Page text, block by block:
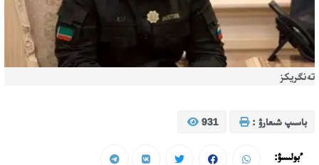
تەنگريكز
باسىپ شىعارۋ : 931
ءبولىسۋ: